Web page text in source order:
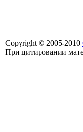
Copyright © 2005-2010
При цитировании